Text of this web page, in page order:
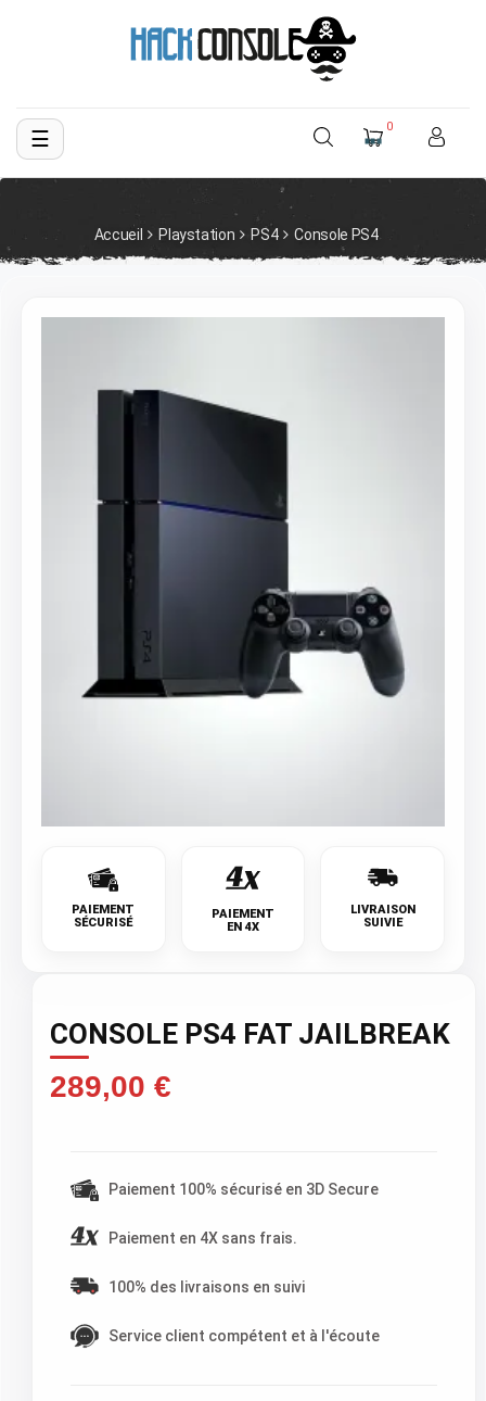
Basculer
☰ 0
Accueil Playstation PS4 Console PS4
PAIEMENT
SÉCURISÉ
PAIEMENT
EN 4X
LIVRAISON
SUIVIE
CONSOLE PS4 FAT JAILBREAK
289,00 €
Paiement 100% sécurisé en 3D Secure
Paiement en 4X sans frais.
100% des livraisons en suivi
Service client compétent et à l'écoute